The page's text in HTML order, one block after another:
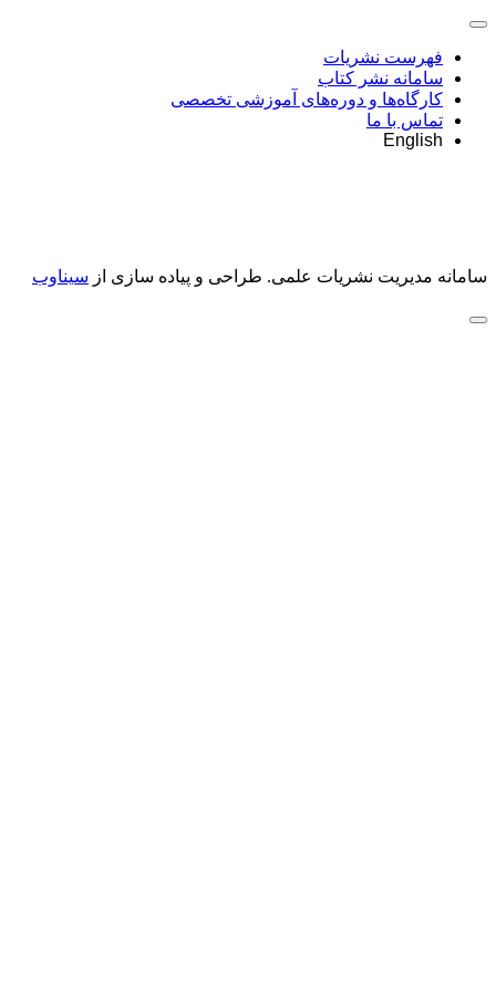
فهرست نشریات
سامانه نشر کتاب
کارگاه‌ها و دوره‌های آموزشی تخصصی
تماس با ما
English
سامانه مدیریت نشریات علمی. طراحی و پیاده سازی از سیناوب